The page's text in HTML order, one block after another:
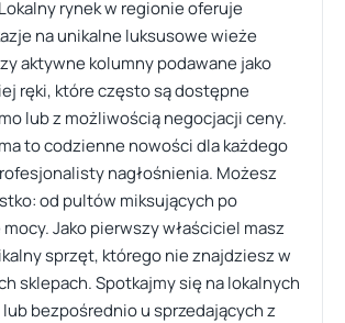
rynek w regionie oferuje
na unikalne luksusowe wieże
aktywne kolumny podawane jako
ręki, które często są dostępne
lub z możliwością negocjacji ceny.
to codzienne nowości dla każdego
nagłośnienia. Możesz
od pultów miksujących po
Jako pierwszy właściciel masz
sprzęt, którego nie znajdziesz w
sklepach. Spotkajmy się na lokalnych
bezpośrednio u sprzedających z